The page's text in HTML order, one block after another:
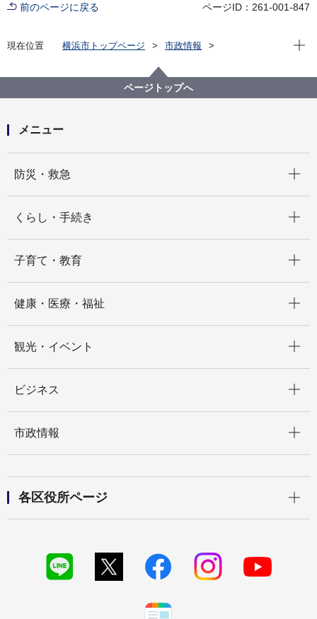
前のページに戻る ページID：261-001-847
現在位置 横浜市トップページ
市政情報
新型コロナウイルス感染症による新たな市内の患者確
認について
現在
ページトップへ
メニュー
防災・救急
くらし・手続き
子育て・教育
健康・医療・福祉
観光・イベント
ビジネス
市政情報
各区役所ページ